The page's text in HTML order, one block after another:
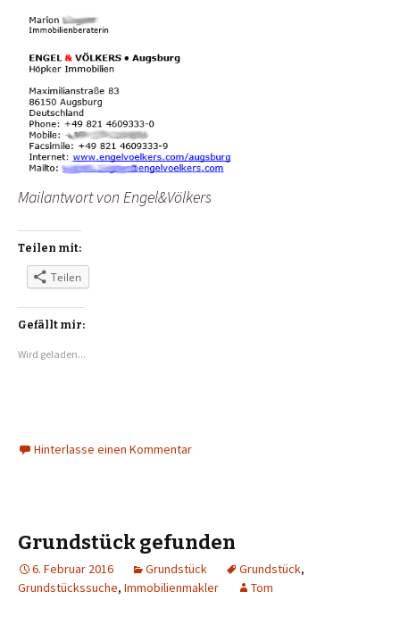
Mailantwort von Engel&Völkers
Teilen mit:
Teilen
Gefällt mir:
Wird geladen...
Hinterlasse einen Kommentar
Grundstück gefunden
6. Februar 2016 Grundstück Grundstück,
Grundstückssuche, Immobilienmakler Tom